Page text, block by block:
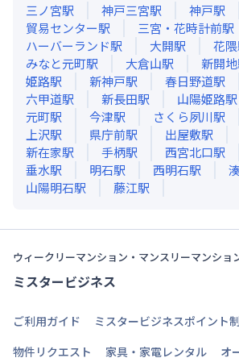
三ノ宮駅 神戸三宮駅 神戸駅
貿易センター駅 三宮・花時計前駅
ハーバーランド駅 大開駅 花隈
みなと元町駅 大倉山駅 新開地
姫路駅 新神戸駅 春日野道駅
六甲道駅 新長田駅 山陽姫路駅
元町駅 今津駅 さくら夙川駅
上沢駅 県庁前駅 出屋敷駅
新在家駅 手柄駅 西宮北口駅
垂水駅 明石駅 西明石駅
山陽明石駅 藤江駅
ウィークリーマンション・マンスリーマンショ
ミスタービジネス
ご利用ガイド
ミスタービジネスポイント
物件リクエスト
家具・家電レンタル オ